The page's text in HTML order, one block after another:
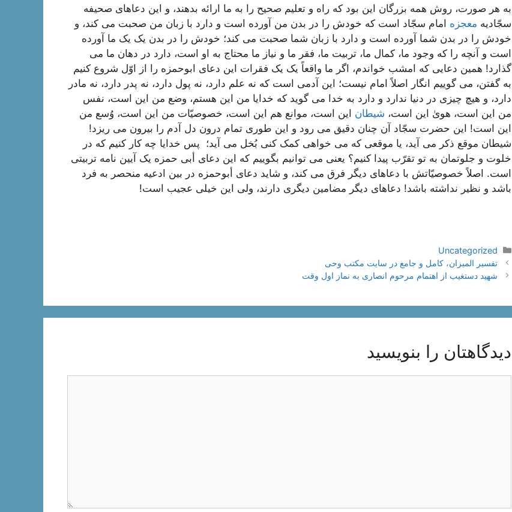
به هر صورت، روش همه بزرگان این بود که راه و تعلیم صحیح را به ما ارائه بدهند، و این دعاهای صحیفه
سجّادیه معجزه امام سجّاد است که خودش را در بدن من آورده است و دارد با زبان من صحبت می کند، و
خودش را در بدن شما آورده است و دارد با زبان شما صحبت می کند؛ خودش را در بدن یک یک ما آورده
است و آنچه را که وجود ما، کمال ما، تربیت ما، فقر ما و نیاز ما محتاج به او است، دارد در دهان ما می
گذارد! همین دعایی که امشب خواندم، اگر ما واقعاً یک یک فقرات این دعای ابوحمزه را از اوّل شروع کنیم
به گفتن، می گوییم انگار اصلاً امام نیست؛ این آدمی است که نه علم دارد، نه پول دارد، نه پدر دارد، نه مادر
دارد، و هیچ چیزی در دنیا ندارد و دارد به خدا می گوید که خدایا من این هستم، وضع من این است، نفس
من این است، هویٰ این است، شیطان این است، موانع هم این است، خصوصیّات من این است، وُسع من
این است! این حضرت سجّاد آن چنان دقیق می رود و این طوری تمام درون دل آدم را بیرون می ریزد!
شیطان موقع ذکر می آید، یا موقعی که می خواهی کمک کنی بُخل می آید؛ پس خدایا چه کار کنیم که در
خلوت و جلوتمان به تو تقرّب پیدا کنیم؟ یعنی می توانیم بگوییم که این دعای أبی حمزه یک آیین نامه تربیتی
است. اصلاً خصوصیّاتش با دعاهای دیگر فرق می کند، و شاید دعای أبوحمزه در بین ادعیه منحصر به فرد
باشد و نظیر نداشته باشد! دعاهای دیگر مضامین دیگری دارند، ولی این خیلی عجیب است!
دسته‌ها
Uncategorized
ناوبری
نوشته‌ها
تفسیر المیزان، کامل و جامع در سایت مکتب وحی
شهید دستغیب از اهتمام مرحوم انصاری به نماز اول وقت
دیدگاهتان را بنویسید